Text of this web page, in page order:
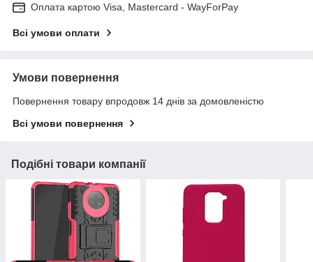
Оплата картою Visa, Mastercard - WayForPay
Всі умови оплати
Умови повернення
Повернення товару впродовж 14 днів за домовленістю
Всі умови повернення
Подібні товари компанії